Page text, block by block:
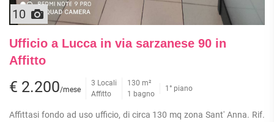
VILLE
STANZE
RUSTICI E
CASALI
APPARTAMENTI
METROPOLITANA
SCHIERA
10
Ufficio a Lucca in via sarzanese 90 in
Affitto
€ 2.200/mese
3 Locali
Affitto
130 m²
1 bagno
1° piano
Affittasi fondo ad uso ufficio, di circa 130 mq zona Sant' Anna. Rif.